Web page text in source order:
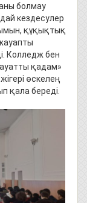
болмау
кездесулер
құқықтық
Колледж бен
қадам»
өскелең
қала береді.